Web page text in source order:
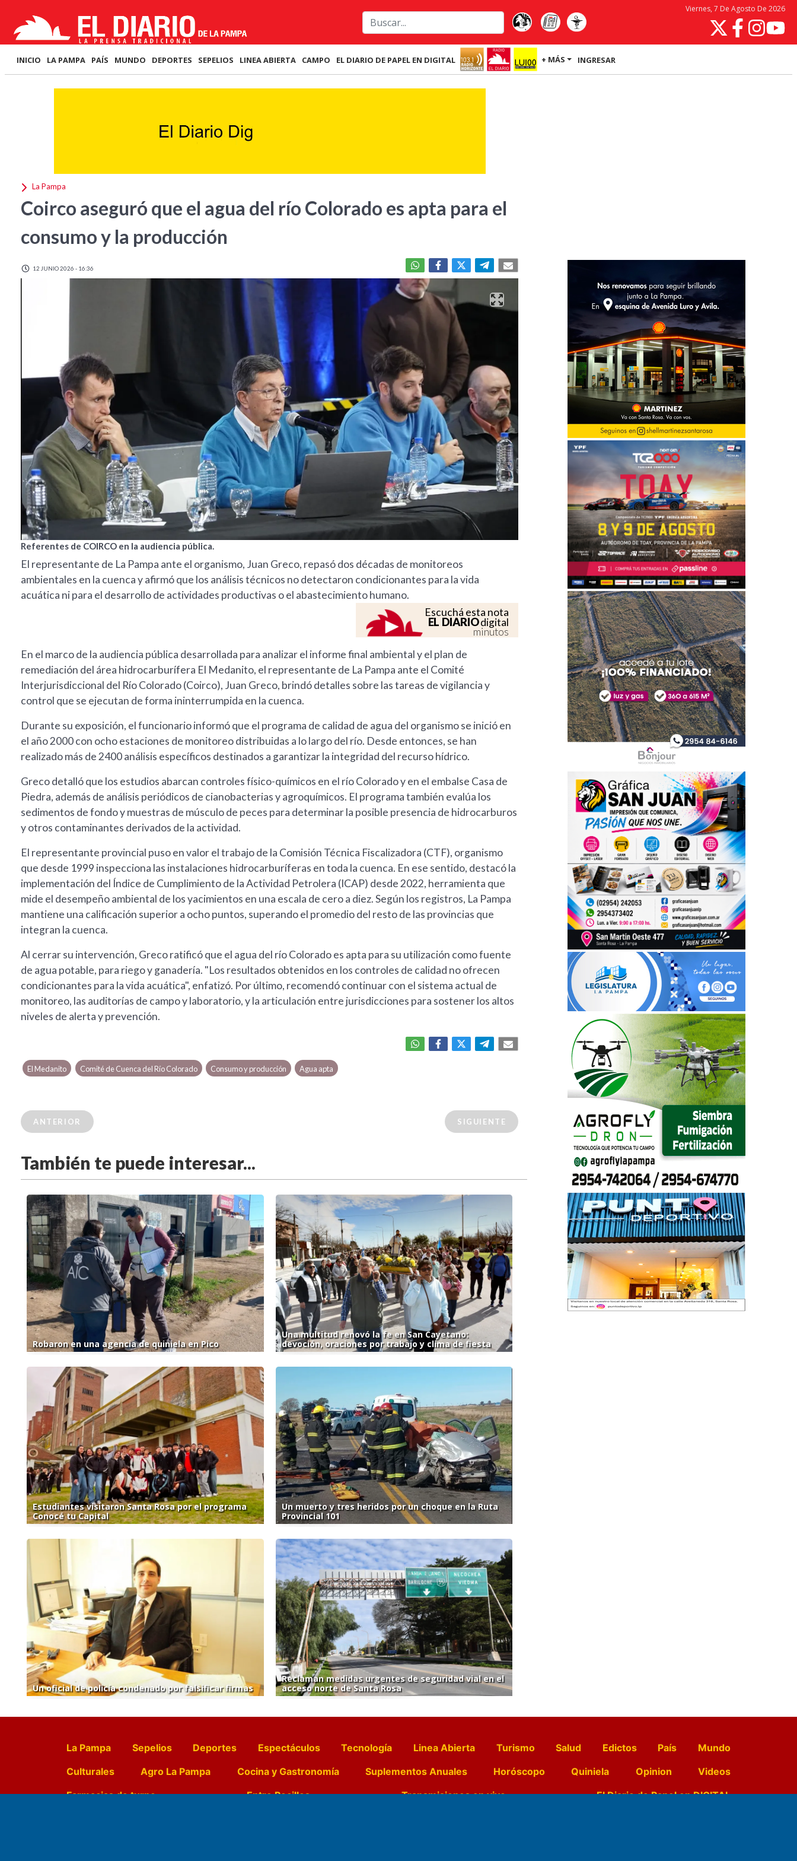
Viernes, 7 De Agosto De 2026
INICIO LA PAMPA PAÍS MUNDO DEPORTES SEPELIOS LINEA ABIERTA CAMPO EL DIARIO DE PAPEL EN DIGITAL + MÁS INGRESAR
La Pampa
Coirco aseguró que el agua del río Colorado es apta para el
consumo y la producción
12 JUNIO 2026 - 16:36
Referentes de COIRCO en la audiencia pública.
El representante de La Pampa ante el organismo, Juan Greco, repasó dos décadas de monitoreos
ambientales en la cuenca y afirmó que los análisis técnicos no detectaron condicionantes para la vida
acuática ni para el desarrollo de actividades productivas o el abastecimiento humano.
Escuchá esta nota
EL DIARIOdigital
minutos
En el marco de la audiencia pública desarrollada para analizar el informe final ambiental y el plan de
remediación del área hidrocarburífera El Medanito, el representante de La Pampa ante el Comité
Interjurisdiccional del Río Colorado (Coirco), Juan Greco, brindó detalles sobre las tareas de vigilancia y
control que se ejecutan de forma ininterrumpida en la cuenca.
Durante su exposición, el funcionario informó que el programa de calidad de agua del organismo se inició en
el año 2000 con ocho estaciones de monitoreo distribuidas a lo largo del río. Desde entonces, se han
realizado más de 2400 análisis específicos destinados a garantizar la integridad del recurso hídrico.
Greco detalló que los estudios abarcan controles físico-químicos en el río Colorado y en el embalse Casa de
Piedra, además de análisis periódicos de cianobacterias y agroquímicos. El programa también evalúa los
sedimentos de fondo y muestras de músculo de peces para determinar la posible presencia de hidrocarburos
y otros contaminantes derivados de la actividad.
El representante provincial puso en valor el trabajo de la Comisión Técnica Fiscalizadora (CTF), organismo
que desde 1999 inspecciona las instalaciones hidrocarburíferas en toda la cuenca. En ese sentido, destacó la
implementación del Índice de Cumplimiento de la Actividad Petrolera (ICAP) desde 2022, herramienta que
mide el desempeño ambiental de los yacimientos en una escala de cero a diez. Según los registros, La Pampa
mantiene una calificación superior a ocho puntos, superando el promedio del resto de las provincias que
integran la cuenca.
Al cerrar su intervención, Greco ratificó que el agua del río Colorado es apta para su utilización como fuente
de agua potable, para riego y ganadería. "Los resultados obtenidos en los controles de calidad no ofrecen
condicionantes para la vida acuática", enfatizó. Por último, recomendó continuar con el sistema actual de
monitoreo, las auditorías de campo y laboratorio, y la articulación entre jurisdicciones para sostener los altos
niveles de alerta y prevención.
El Medanito Comité de Cuenca del Río Colorado Consumo y producción Agua apta
ANTERIOR SIGUIENTE
También te puede interesar...
Robaron en una agencia de quiniela en Pico
Una multitud renovó la fe en San Cayetano:
devoción, oraciones por trabajo y clima de fiesta
Estudiantes visitaron Santa Rosa por el programa
Conocé tu Capital
Un muerto y tres heridos por un choque en la Ruta
Provincial 101
Un oficial de policía condenado por falsificar firmas
Reclaman medidas urgentes de seguridad vial en el
acceso norte de Santa Rosa
La Pampa Sepelios Deportes Espectáculos Tecnología Linea Abierta Turismo Salud Edictos País
Mundo
Culturales
Agro La Pampa Cocina y Gastronomía Suplementos Anuales Horóscopo Quiniela Opinion
Videos
Farmacias de turno
Entre Pocillos Transmisiones en vivo El Diario de Papel en DIGITAL